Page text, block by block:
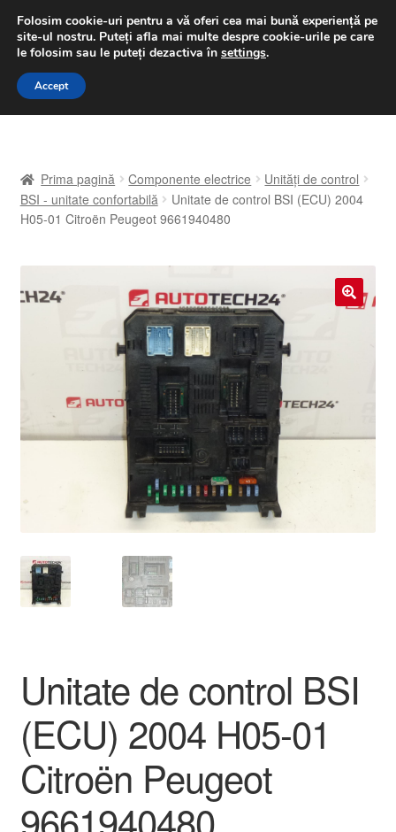
LIVRARE de la 33 lei
luni-vineri 9 a.m. - 4 p.m.031 229 6816
Sari
Sari
A lua legatura
Coș
Finalizare comandă
Livrare
Livrare în toată lumea
Plățile
Termeni si conditii
Prima pagină Componente electrice
Unități de control
BSI - unitate confortabilă
Unitate de control BSI (ECU) 2004
H05-01 Citroën Peugeot 9661940480
Unitate de control BSI
(ECU) 2004 H05-01
Citroën Peugeot
Folosim cookie-uri pentru a vă oferi cea mai bună experiență pe
site-ul nostru. Puteți afla mai multe despre cookie-urile pe care
le folosim sau le puteți dezactiva în settings.
Accept